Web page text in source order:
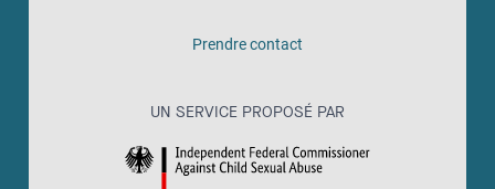
Prendre contact
UN SERVICE PROPOSÉ PAR